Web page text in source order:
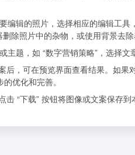
编辑的照片，选择相应的编辑工
除照片中的杂物，或使用背景去除
主题，如 “数字营销策略”，选择
后，可在预览界面查看结果。如
优化和完善。
击 “下载” 按钮将图像或文案保存